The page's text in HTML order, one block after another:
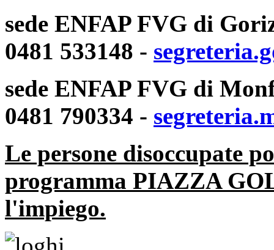
sede ENFAP FVG di
0481 533148 -
sede ENFAP FVG di
0481 790334 -
Le persone disoccupate
programma PIAZZA
l'impiego.